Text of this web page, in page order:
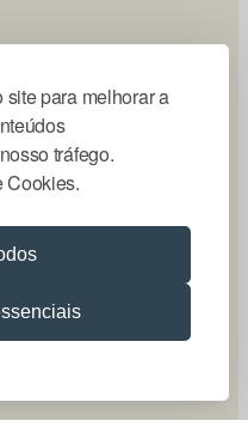
para melhorar a
tráfego.
Cookies.